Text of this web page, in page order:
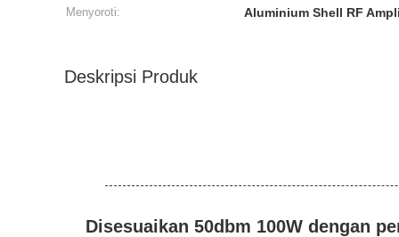
Menyoroti: Aluminium Shell RF
Deskripsi Produk
Disesuaikan 50dbm 100W dengan